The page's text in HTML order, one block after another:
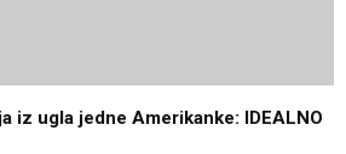
iz ugla jedne Amerikanke: IDEALNO